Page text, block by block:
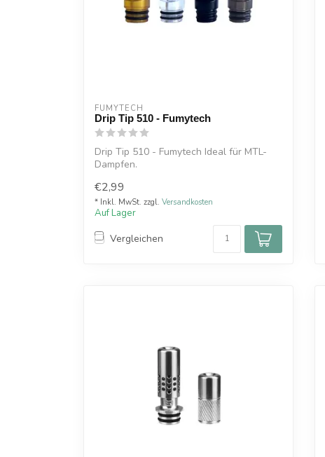
FUMYTECH
Drip Tip 510 - Fumytech
Drip Tip 510 - Fumytech Ideal für MTL-
Dampfen.
€2,99
* Inkl. MwSt. zzgl. Versandkosten
Auf Lager
Vergleichen